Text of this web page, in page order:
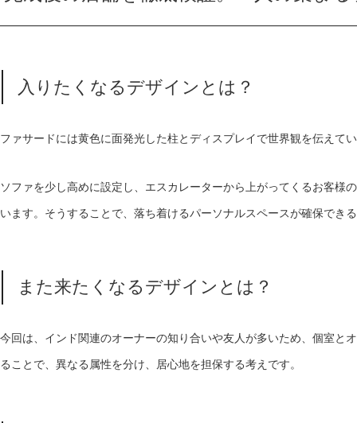
入りたくなるデザインとは？
ファサードには黄色に面発光した柱とディスプレイで世界観を伝えて
ソファを少し高めに設定し、エスカレーターから上がってくるお客様
います。そうすることで、落ち着けるパーソナルスペースが確保でき
また来たくなるデザインとは？
今回は、インド関連のオーナーの知り合いや友人が多いため、個室と
ることで、異なる属性を分け、居心地を担保する考えです。